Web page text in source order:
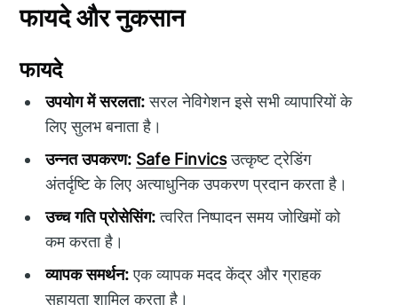
फायदे और नुकसान
फायदे
उपयोग में सरलता:सरल नेविगेशन इसे सभी व्यापारियों के
लिए सुलभ बनाता है।
उन्नत उपकरण: Safe Finvicsउत्कृष्ट ट्रेडिंग
अंतर्दृष्टि के लिए अत्याधुनिक उपकरण प्रदान करता है।
उच्च गति प्रोसेसिंग:त्वरित निष्पादन समय जोखिमों को
कम करता है।
व्यापक समर्थन:एक व्यापक मदद केंद्र और ग्राहक
सहायता शामिल करता है।